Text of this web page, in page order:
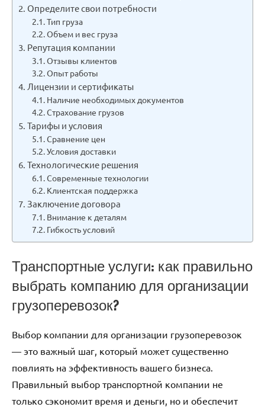
Определите свои потребности
Тип груза
Объем и вес груза
Репутация компании
Отзывы клиентов
Опыт работы
Лицензии и сертификаты
Наличие необходимых документов
Страхование грузов
Тарифы и условия
Сравнение цен
Условия доставки
Технологические решения
Современные технологии
Клиентская поддержка
Заключение договора
Внимание к деталям
Гибкость условий
Транспортные услуги: как правильно
выбрать компанию для организации
грузоперевозок?
Выбор компании для организации грузоперевозок
— это важный шаг, который может существенно
повлиять на эффективность вашего бизнеса.
Правильный выбор транспортной компании не
только сэкономит время и деньги, но и обеспечит